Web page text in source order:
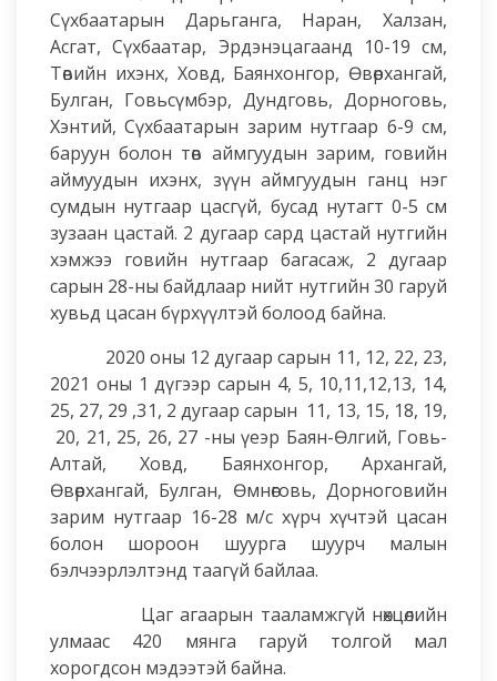
Сүхбаатарын Дарьганга, Наран, Халзан,
Асгат, Сүхбаатар, Эрдэнэцагаанд 10-19 см,
Төвийн ихэнх, Ховд, Баянхонгор, Өвөрхангай,
Булган, Говьсүмбэр, Дундговь, Дорноговь,
Хэнтий, Сүхбаатарын зарим нутгаар 6-9 см,
баруун болон төв аймгуудын зарим, говийн
аймуудын ихэнх, зүүн аймгуудын ганц нэг
сумдын нутгаар цасгүй, бусад нутагт 0-5 см
зузаан цастай. 2 дугаар сард цастай нутгийн
хэмжээ говийн нутгаар багасаж, 2 дугаар
сарын 28-ны байдлаар нийт нутгийн 30 гаруй
хувьд цасан бүрхүүлтэй болоод байна.
2020 оны 12 дугаар сарын 11, 12, 22, 23,
2021 оны 1 дүгээр сарын 4, 5, 10,11,12,13, 14,
25, 27, 29 ,31, 2 дугаар сарын 11, 13, 15, 18, 19,
20, 21, 25, 26, 27 -ны үеэр Баян-Өлгий, Говь-
Алтай, Ховд, Баянхонгор, Архангай,
Өвөрхангай, Булган, Өмнөговь, Дорноговийн
зарим нутгаар 16-28 м/с хүрч хүчтэй цасан
болон шороон шуурга шуурч малын
бэлчээрлэлтэнд таагүй байлаа.
Цаг агаарын тааламжгүй нөхцөлийн
улмаас 420 мянга гаруй толгой мал
хорогдсон мэдээтэй байна.